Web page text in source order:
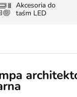
Akcesoria do
taśm LED